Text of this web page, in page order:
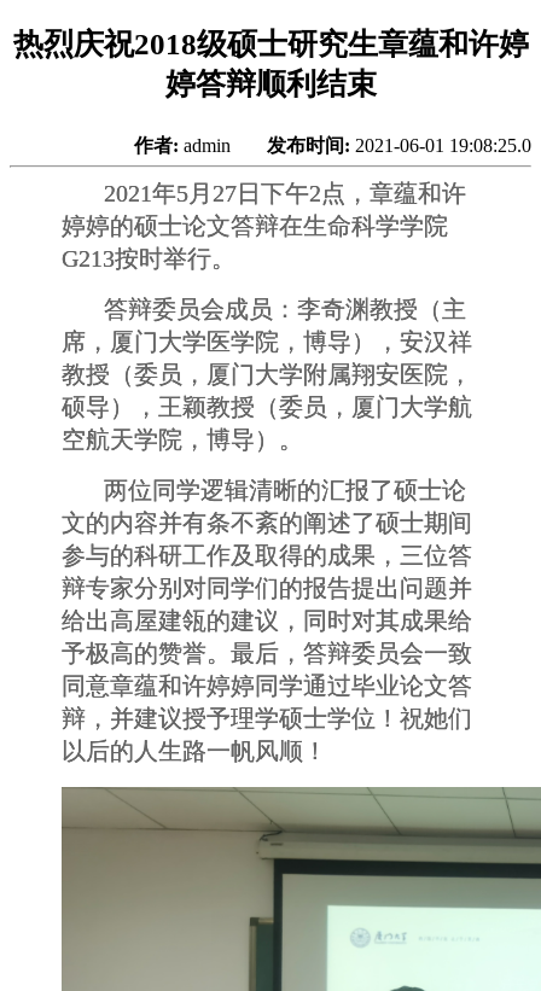
热烈庆祝2018级硕士研究生章蕴和许婷
婷答辩顺利结束
发布时间: 2021-06-01 19:08:25.0
作者: admin
2021年5月27日下午2点，章蕴和许
婷婷的硕士论文答辩在生命科学学院
G213按时举行。
答辩委员会成员：李奇渊教授（主
席，厦门大学医学院，博导），安汉祥
教授（委员，厦门大学附属翔安医院，
硕导），王颖教授（委员，厦门大学航
空航天学院，博导）。
两位同学逻辑清晰的汇报了硕士论
文的内容并有条不紊的阐述了硕士期间
参与的科研工作及取得的成果，三位答
辩专家分别对同学们的报告提出问题并
给出高屋建瓴的建议，同时对其成果给
予极高的赞誉。最后，答辩委员会一致
同意章蕴和许婷婷同学通过毕业论文答
辩，并建议授予理学硕士学位！祝她们
以后的人生路一帆风顺！